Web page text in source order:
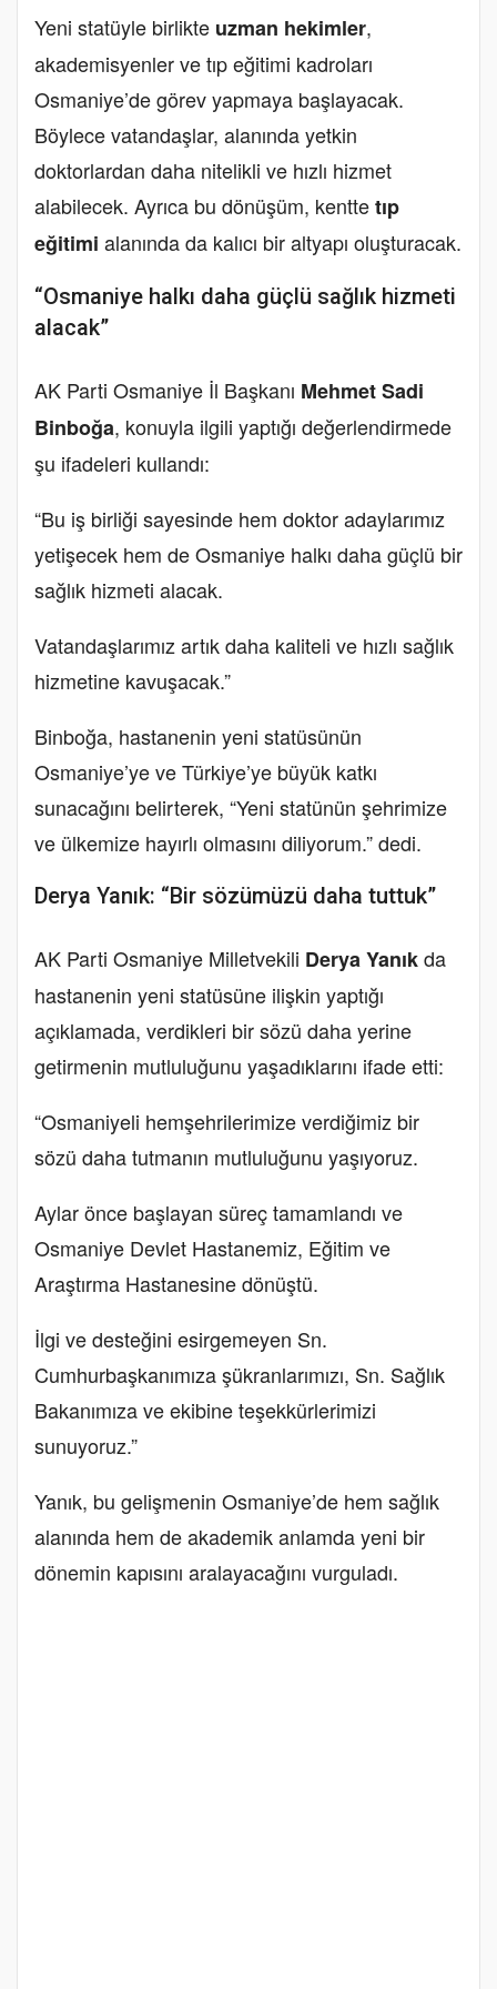
Yeni statüyle birlikte uzman hekimler,
akademisyenler ve tıp eğitimi kadroları
Osmaniye’de görev yapmaya başlayacak.
Böylece vatandaşlar, alanında yetkin
doktorlardan daha nitelikli ve hızlı hizmet
alabilecek. Ayrıca bu dönüşüm, kenttetıp
eğitimi alanında da kalıcı bir altyapı oluşturacak.
“Osmaniye halkı daha güçlü sağlık hizmeti
alacak”
AK Parti Osmaniye İl Başkanı Mehmet Sadi
Binboğa, konuyla ilgili yaptığı değerlendirmede
şu ifadeleri kullandı:
“Bu iş birliği sayesinde hem doktor adaylarımız
yetişecek hem de Osmaniye halkı daha güçlü bir
sağlık hizmeti alacak.
Vatandaşlarımız artık daha kaliteli ve hızlı sağlık
hizmetine kavuşacak.”
Binboğa, hastanenin yeni statüsünün
Osmaniye’ye ve Türkiye’ye büyük katkı
sunacağını belirterek, “Yeni statünün şehrimize
ve ülkemize hayırlı olmasını diliyorum.” dedi.
Derya Yanık: “Bir sözümüzü daha tuttuk”
AK Parti Osmaniye Milletvekili Derya Yanıkda
hastanenin yeni statüsüne ilişkin yaptığı
açıklamada, verdikleri bir sözü daha yerine
getirmenin mutluluğunu yaşadıklarını ifade etti:
“Osmaniyeli hemşehrilerimize verdiğimiz bir
sözü daha tutmanın mutluluğunu yaşıyoruz.
Aylar önce başlayan süreç tamamlandı ve
Osmaniye Devlet Hastanemiz, Eğitim ve
Araştırma Hastanesine dönüştü.
İlgi ve desteğini esirgemeyen Sn.
Cumhurbaşkanımıza şükranlarımızı, Sn. Sağlık
Bakanımıza ve ekibine teşekkürlerimizi
sunuyoruz.”
Yanık, bu gelişmenin Osmaniye’de hem sağlık
alanında hem de akademik anlamda yeni bir
dönemin kapısını aralayacağını vurguladı.